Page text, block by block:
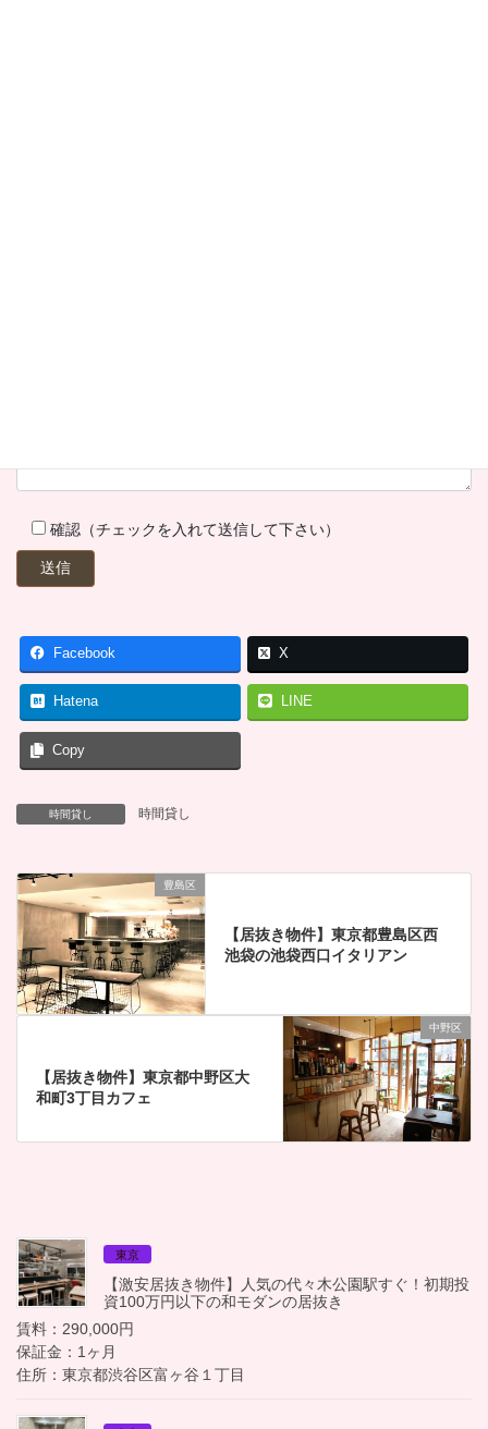
確認（チェックを入れて送信して下さい）
Facebook X
Hatena LINE
Copy
時間貸し 時間貸し
豊島区
【居抜き物件】東京都豊島区西
池袋の池袋西口イタリアン
中野区
【居抜き物件】東京都中野区大
和町3丁目カフェ
東京
【激安居抜き物件】人気の代々木公園駅すぐ！初期投
資100万円以下の和モダンの居抜き
賃料：290,000円
保証金：1ヶ月
住所：東京都渋谷区富ヶ谷１丁目